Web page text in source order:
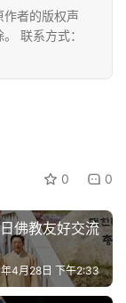
者的版权声
联系方式：
0 0
佛教友好交流
4月28日 下午2:33